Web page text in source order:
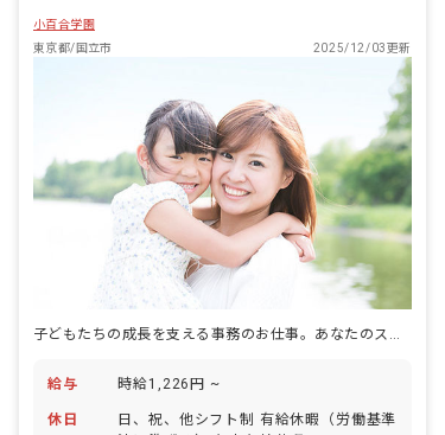
小百合学園
東京都/国立市
2025/12/03更新
給与 時給1,226円 ~
休日
日、祝、他シフト制 有給休暇（労働基準